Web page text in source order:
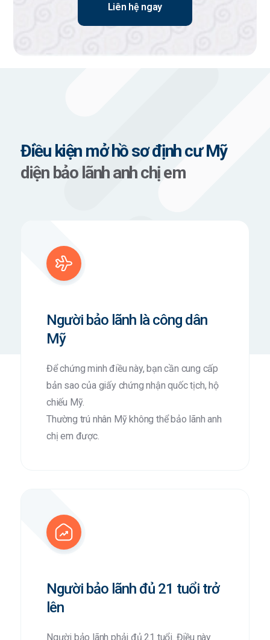
Liên hệ ngay
Điều kiện mở hồ sơ định cư Mỹ
diện bảo lãnh anh chị em
Người bảo lãnh là công dân
Mỹ
Để chứng minh điều này, bạn cần cung cấp
bản sao của giấy chứng nhận quốc tịch, hộ
chiếu Mỹ.
Thường trú nhân Mỹ không thể bảo lãnh anh
chị em được.
Người bảo lãnh đủ 21 tuổi trở
lên
Người bảo lãnh phải đủ 21 tuổi. Điều này